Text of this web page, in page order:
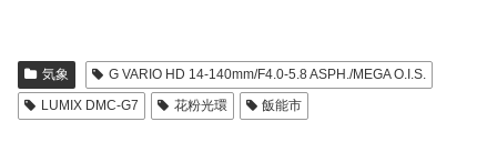
気象
G VARIO HD 14-140mm/F4.0-5.8 ASPH./MEGA O.I.S.
LUMIX DMC-G7
花粉光環 飯能市